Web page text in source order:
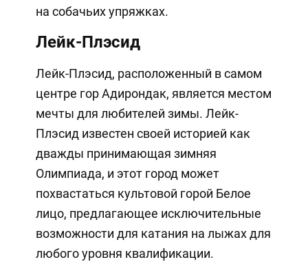
на собачьих упряжках.
Лейк-Плэсид
Лейк-Плэсид, расположенный в самом
центре гор Адирондак, является местом
мечты для любителей зимы. Лейк-
Плэсид известен своей историей как
дважды принимающая зимняя
Олимпиада, и этот город может
похвастаться культовой горой Белое
лицо, предлагающее исключительные
возможности для катания на лыжах для
любого уровня квалификации.